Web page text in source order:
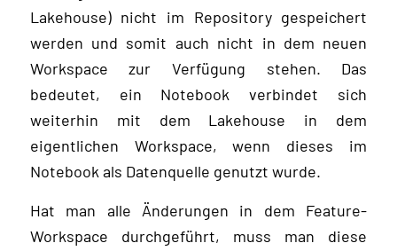
Lakehouse) nicht im Repository gespeichert
werden und somit auch nicht in dem neuen
Workspace zur Verfügung stehen. Das
bedeutet, ein Notebook verbindet sich
weiterhin mit dem Lakehouse in dem
eigentlichen Workspace, wenn dieses im
Notebook als Datenquelle genutzt wurde.
Hat man alle Änderungen in dem Feature-
Workspace durchgeführt, muss man diese